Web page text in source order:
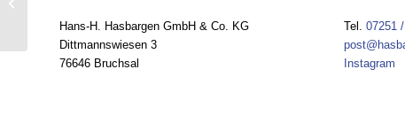
Hans-H. Hasbargen GmbH & Co. KG
Dittmannswiesen 3
76646 Bruchsal
Tel. 07251
Instagram